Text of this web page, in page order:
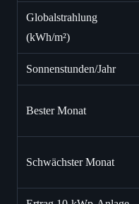
Globalstrahlung
(kWh/m²)
Sonnenstunden/Jahr
Bester Monat
Schwächster Monat